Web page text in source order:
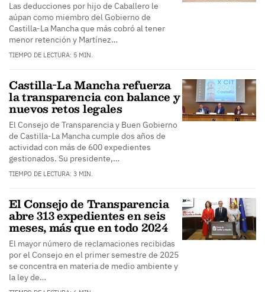
Las deducciones por hijo de Caballero le
aúpan como miembro del Gobierno de
Castilla-La Mancha que más cobró al tener
menor retención y Martínez…
TIEMPO DE LECTURA: 5 MIN.
Castilla-La Mancha refuerza
la transparencia con balance y
nuevos retos legales
El Consejo de Transparencia y Buen Gobierno
de Castilla-La Mancha cumple dos años de
actividad con más de 600 expedientes
gestionados. Su presidente,…
TIEMPO DE LECTURA: 3 MIN.
El Consejo de Transparencia
abre 313 expedientes en seis
meses, más que en todo 2024
El mayor número de reclamaciones recibidas
por el Consejo en el primer semestre de 2025
se concentra en materia de medio ambiente y
la ley de…